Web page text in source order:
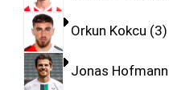
Orkun Kokcu 3
Jonas Hofmann